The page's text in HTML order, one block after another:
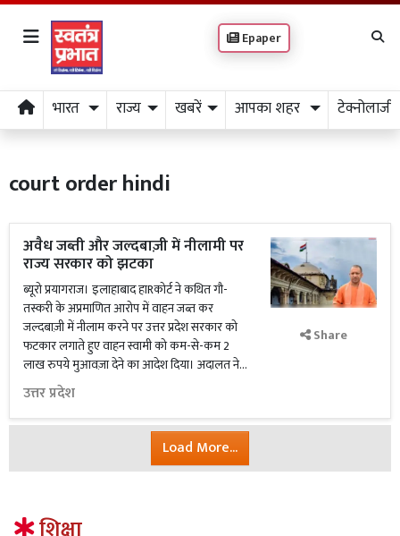
Epaper
भारत राज्य खबरें आपका शहर टेक्नोलाजी
court order hindi
अवैध जब्ती और जल्दबाज़ी में नीलामी पर
राज्य सरकार को झटका
ब्यूरो प्रयागराज। इलाहाबाद हाRकोर्ट ने कथित गौ-
तस्करी के अप्रमाणित आरोप में वाहन जब्त कर
जल्दबाज़ी में नीलाम करने पर उत्तर प्रदेश सरकार को
फटकार लगाते हुए वाहन स्वामी को कम-से-कम 2
लाख रुपये मुआवज़ा देने का आदेश दिया। अदालत ने...
उत्तर प्रदेश
Share
Load More...